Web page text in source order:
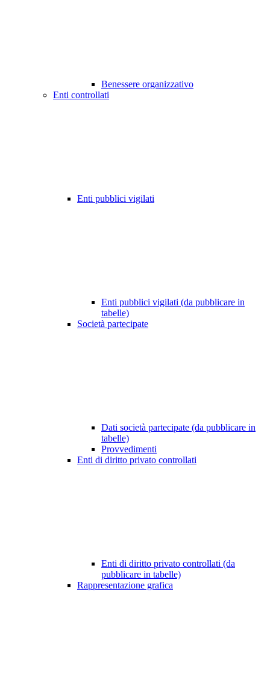
Benessere organizzativo
Enti controllati
Enti pubblici vigilati
Enti pubblici vigilati (da pubblicare in
tabelle)
Società partecipate
Dati società partecipate (da pubblicare in
tabelle)
Provvedimenti
Enti di diritto privato controllati
Enti di diritto privato controllati (da
pubblicare in tabelle)
Rappresentazione grafica